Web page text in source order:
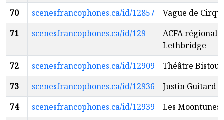
70
scenesfrancophones.ca/id/12857
Vague de
71
scenesfrancophones.ca/id/129
ACFA régionale
Lethbridge
72
scenesfrancophones.ca/id/12909
Théâtre
73
scenesfrancophones.ca/id/12936
Justin Guitard
74
scenesfrancophones.ca/id/12939
Les Moontunes